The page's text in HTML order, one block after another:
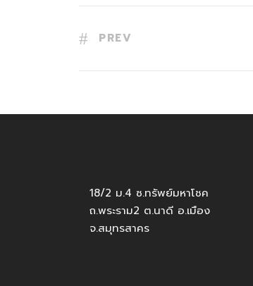
PREV
18/2 ม.4 ซ.ทรัพย์มหาโชค
ถ.พระราม2 ต.นาดี อ.เมือง
จ.สมุทรสาคร